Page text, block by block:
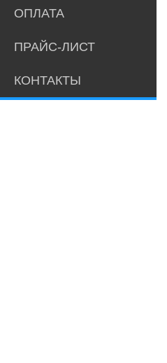
ОПЛАТА
ПРАЙС-ЛИСТ
КОНТАКТЫ